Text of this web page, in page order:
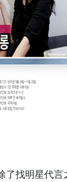
了找明星代言